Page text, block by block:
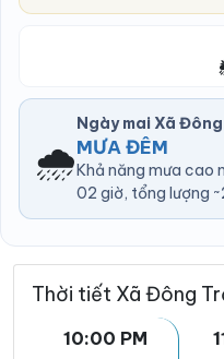
🌧️
Ngày mai Xã
MƯA ĐÊM
Khả năng mưa cao
02 giờ, tổng lượng
Thời tiết Xã Đông
10:00 PM